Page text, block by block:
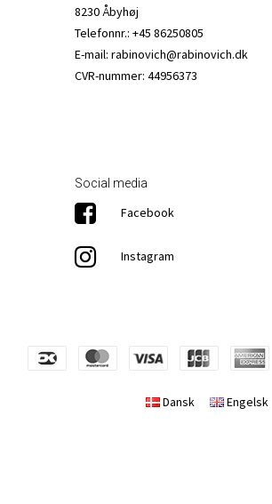
8230 Åbyhøj
Telefonnr.: +45 86250805
E-mail: rabinovich@rabinovich.dk
CVR-nummer: 44956373
Social media
Facebook
Instagram
Dansk Engelsk